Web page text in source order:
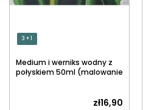
3 + 1
Medium i werniks wodny z
połyskiem 50ml (malowanie
zł16,90